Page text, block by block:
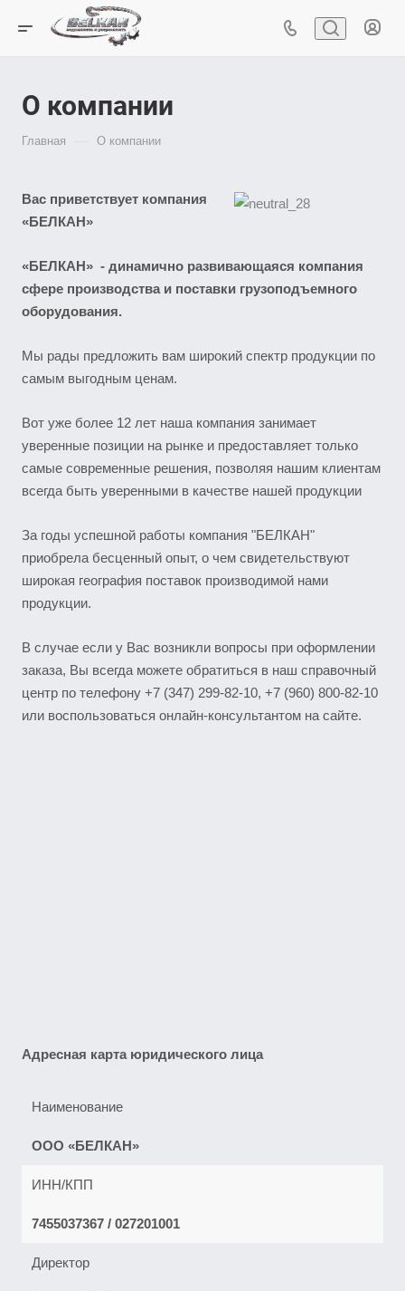
О компании
Главная О компании
Вас приветствует компания
«БЕЛКАН»
«БЕЛКАН» - динамично развивающаяся компания
сфере производства и поставки грузоподъемного
оборудования.
Мы рады предложить вам широкий спектр продукции по
самым выгодным ценам.
Вот уже более 12 лет наша компания занимает
уверенные позиции на рынке и предоставляет только
самые современные решения, позволяя нашим клиентам
всегда быть уверенными в качестве нашей продукции
За годы успешной работы компания "БЕЛКАН"
приобрела бесценный опыт, о чем свидетельствуют
широкая география поставок производимой нами
продукции.
В случае если у Вас возникли вопросы при оформлении
заказа, Вы всегда можете обратиться в наш справочный
центр по телефону +7 (347) 299-82-10, +7 (960) 800-82-10
или воспользоваться онлайн-консультантом на сайте.
Адресная карта юридического лица
Наименование
ООО «БЕЛКАН»
ИНН/КПП
7455037367 / 027201001
Директор